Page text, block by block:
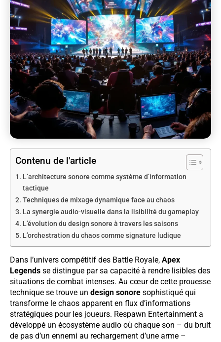
Contenu de l'article
L’architecture sonore comme système d’information
tactique
Techniques de mixage dynamique face au chaos
La synergie audio-visuelle dans la lisibilité du gameplay
L’évolution du design sonore à travers les saisons
L’orchestration du chaos comme signature ludique
Dans l’univers compétitif des Battle Royale, Apex
Legends se distingue par sa capacité à rendre lisibles des
situations de combat intenses. Au cœur de cette prouesse
technique se trouve un design sonore sophistiqué qui
transforme le chaos apparent en flux d’informations
stratégiques pour les joueurs. Respawn Entertainment a
développé un écosystème audio où chaque son – du bruit
de pas d’un ennemi au rechargement d’une arme –